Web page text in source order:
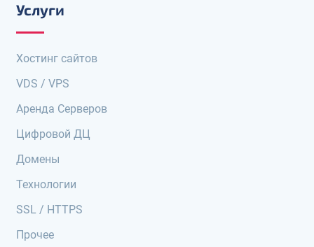
Услуги
Хостинг сайтов
VDS / VPS
Аренда Серверов
Цифровой ДЦ
Домены
Технологии
SSL / HTTPS
Прочее